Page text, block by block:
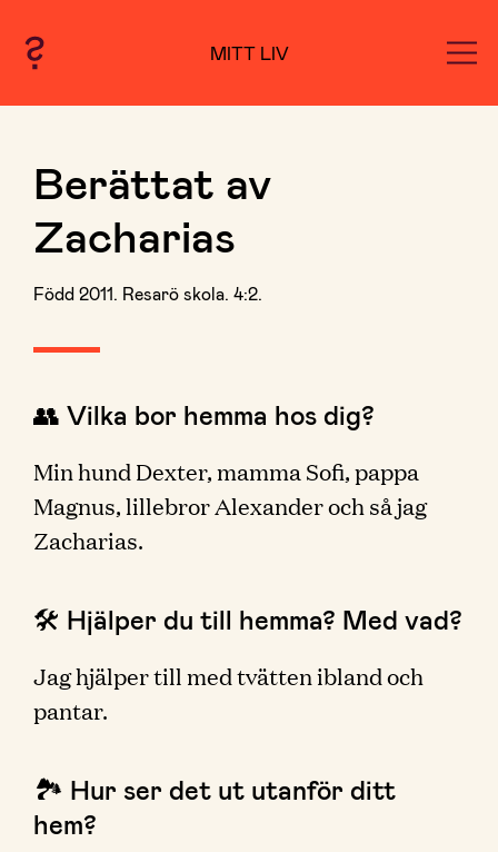
MITT LIV
Berättat av
Zacharias
Född 2011. Resarö skola. 4:2.
👥 Vilka bor hemma hos dig?
Min hund Dexter, mamma Sofi, pappa
Magnus, lillebror Alexander och så jag
Zacharias.
🛠 Hjälper du till hemma? Med vad?
Jag hjälper till med tvätten ibland och
pantar.
🏞 Hur ser det ut utanför ditt
hem?